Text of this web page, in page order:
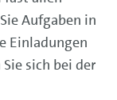
Aufgaben in
Einladungen
sich bei der